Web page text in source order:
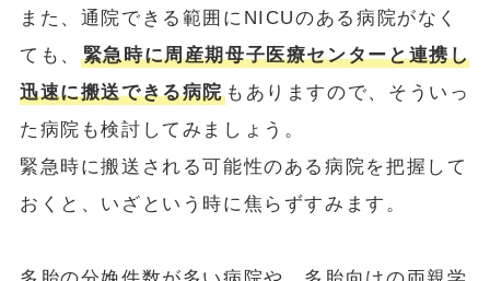
また、通院できる範囲にNICUのある病院がなく
ても、
緊急時に周産期母子医療センターと連携し
迅速に搬送できる病院 もありますので、そういっ
た病院も検討してみましょう。
緊急時に搬送される可能性のある病院を把握して
おくと、いざという時に焦らずすみます。